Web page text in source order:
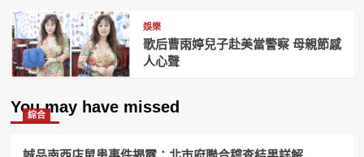
娛樂
歌后曹雨婷兒子赴美當警察 母親節感
人心聲
You may have missed
綜合